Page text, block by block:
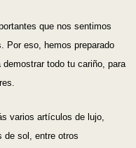
que nos sentimos
Por eso, hemos preparado
todo tu cariño, para
varios artículos de lujo,
de sol, entre otros